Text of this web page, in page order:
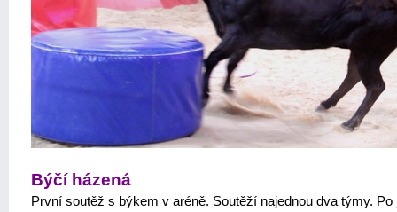
Býčí házená
První soutěž s býkem v aréně. Soutěží najednou dva týmy. Po